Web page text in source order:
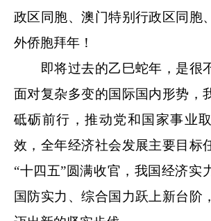
政区同胞、澳门特别行政区同胞
外侨胞拜年！
即将过去的乙巳蛇年，是很不
面对复杂多变的国际国内形势，
砥砺前行，推动党和国家事业
效，全年经济社会发展主要目标
“十四五”圆满收官，我国经济实
国防实力、综合国力跃上新台阶